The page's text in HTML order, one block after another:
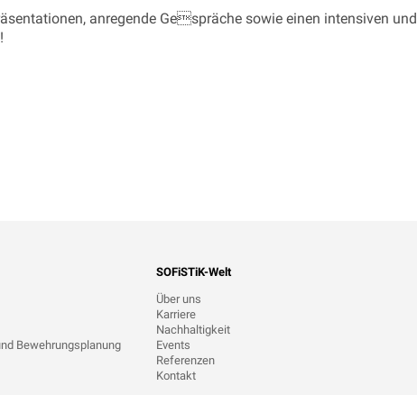
anregende Gespräche sowie einen intensiven
Bewehrungsplanung
SOFiSTiK-Welt
Über uns
Karriere
Nachhaltigkeit
Events
Referenzen
Kontakt